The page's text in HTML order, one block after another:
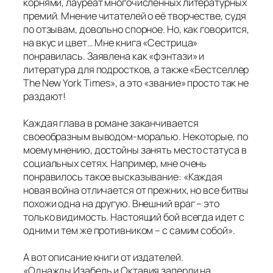
премий. Мнение читателей о её творчестве, судя
по отзывам, довольно спорное. Но, как говорится,
на вкус и цвет… Мне книга «Сестрица»
понравилась. Заявлена как «фэнтази» и
литература для подростков, а также «Бестселлер
The New York Times», а это «звание» просто так не
раздают!
Каждая глава в романе заканчивается
своеобразным выводом-моралью. Некоторые, по
моему мнению, достойны занять место статуса в
социальных сетях. Например, мне очень
понравилось такое высказывание: «Каждая
новая война отличается от прежних, но все битвы
похожи одна на другую. Внешний враг – это
только видимость. Настоящий бой всегда идет с
одним и тем же противником – с самим собой».
А вот описание книги от издателей.